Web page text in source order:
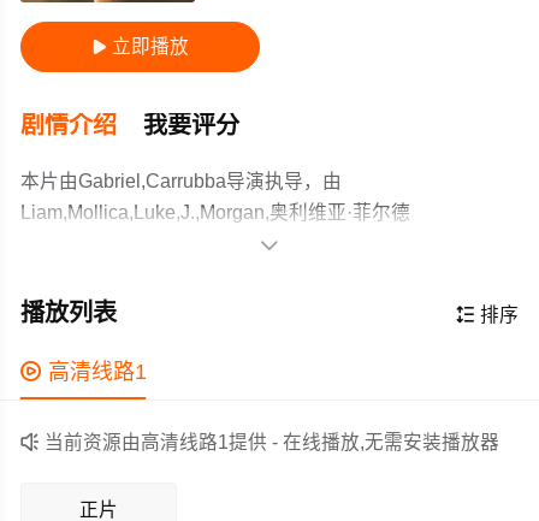
 立即播放
剧情介绍 我要评分
本片由Gabriel,Carrubba导演执导，由
Liam,Mollica,Luke,J.,Morgan,奥利维亚·菲尔德
斯,Daniel,Halmarick,伊莱亚斯·安东,Diana,Ferreira,等主
和观众们都期待不已。
school hierarchy: drunken parties, decent grades, the
only a family can provide. But Leo experiences an identity
crisis as he becomes incre
作为一部 上映的剧情电影，在当期同类题材影片中具有一
定的看点，在演员表现和剧情架构上也都有不错的亮点，
剧情紧凑，角色塑造鲜明，适合喜欢剧情类电影的观众观

 排序
播放列表
 高清线路1
 当前资源由高清线路1提供 - 在线播放,无需安装播放器
正片